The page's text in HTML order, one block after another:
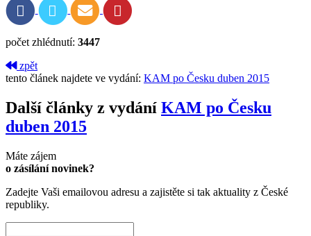
počet zhlédnutí: 3447
zpět
tento článek najdete ve vydání: KAM po Česku duben 2015
Další články z vydání KAM po Česku
duben 2015
Máte zájem
o zásílání novinek?
Zadejte Vaši emailovou adresu a zajistěte si tak aktuality z České
republiky.